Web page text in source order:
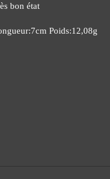
bon état
Poids:12,08g